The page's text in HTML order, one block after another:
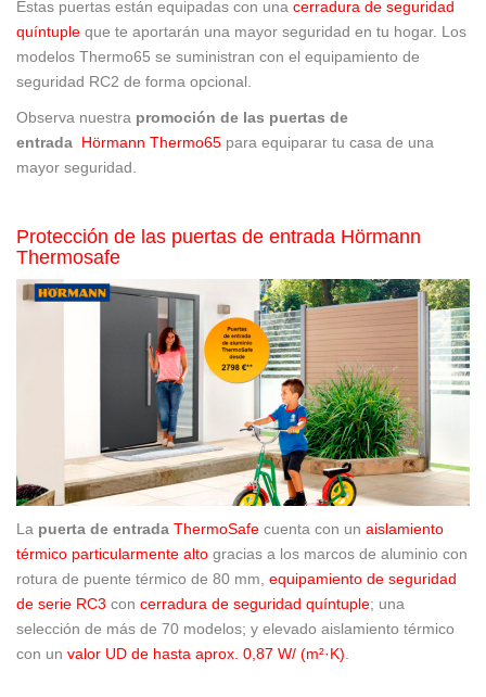
Estas puertas están equipadas con una cerradura de seguridad
quíntuple que te aportarán una mayor seguridad en tu hogar. Los
modelos Thermo65 se suministran con el equipamiento de
seguridad RC2 de forma opcional.
Observa nuestra promoción de las puertas de
entrada Hörmann Thermo65 para equiparar tu casa de una
mayor seguridad.
Protección de las puertas de entrada Hörmann
Thermosafe
La puerta de entrada ThermoSafe cuenta con un aislamiento
térmico particularmente alto gracias a los marcos de aluminio con
rotura de puente térmico de 80 mm, equipamiento de seguridad
de serie RC3 con cerradura de seguridad quíntuple; una
selección de más de 70 modelos; y elevado aislamiento térmico
con un valor UD de hasta aprox. 0,87 W/ (m²·K)